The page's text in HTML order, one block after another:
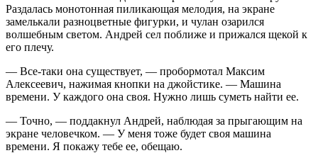
Раздалась монотонная пиликающая мелодия, на экране
замелькали разноцветные фигурки, и чулан озарился
волшебным светом. Андрей сел поближе и прижался щекой к
его плечу.
— Все-таки она существует, — пробормотал Максим
Алексеевич, нажимая кнопки на джойстике. — Машина
времени. У каждого она своя. Нужно лишь суметь найти ее.
— Точно, — поддакнул Андрей, наблюдая за прыгающим на
экране человечком. — У меня тоже будет своя машина
времени. Я покажу тебе ее, обещаю.